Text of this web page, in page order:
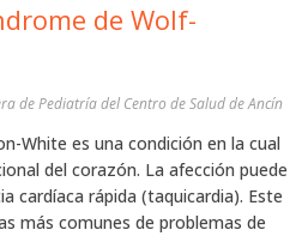
de Wolf-
de Pediatría del Centro de Salud de Ancín
White es una condición en la cual
del corazón. La afección puede
cardíaca rápida (taquicardia). Este
más comunes de problemas de